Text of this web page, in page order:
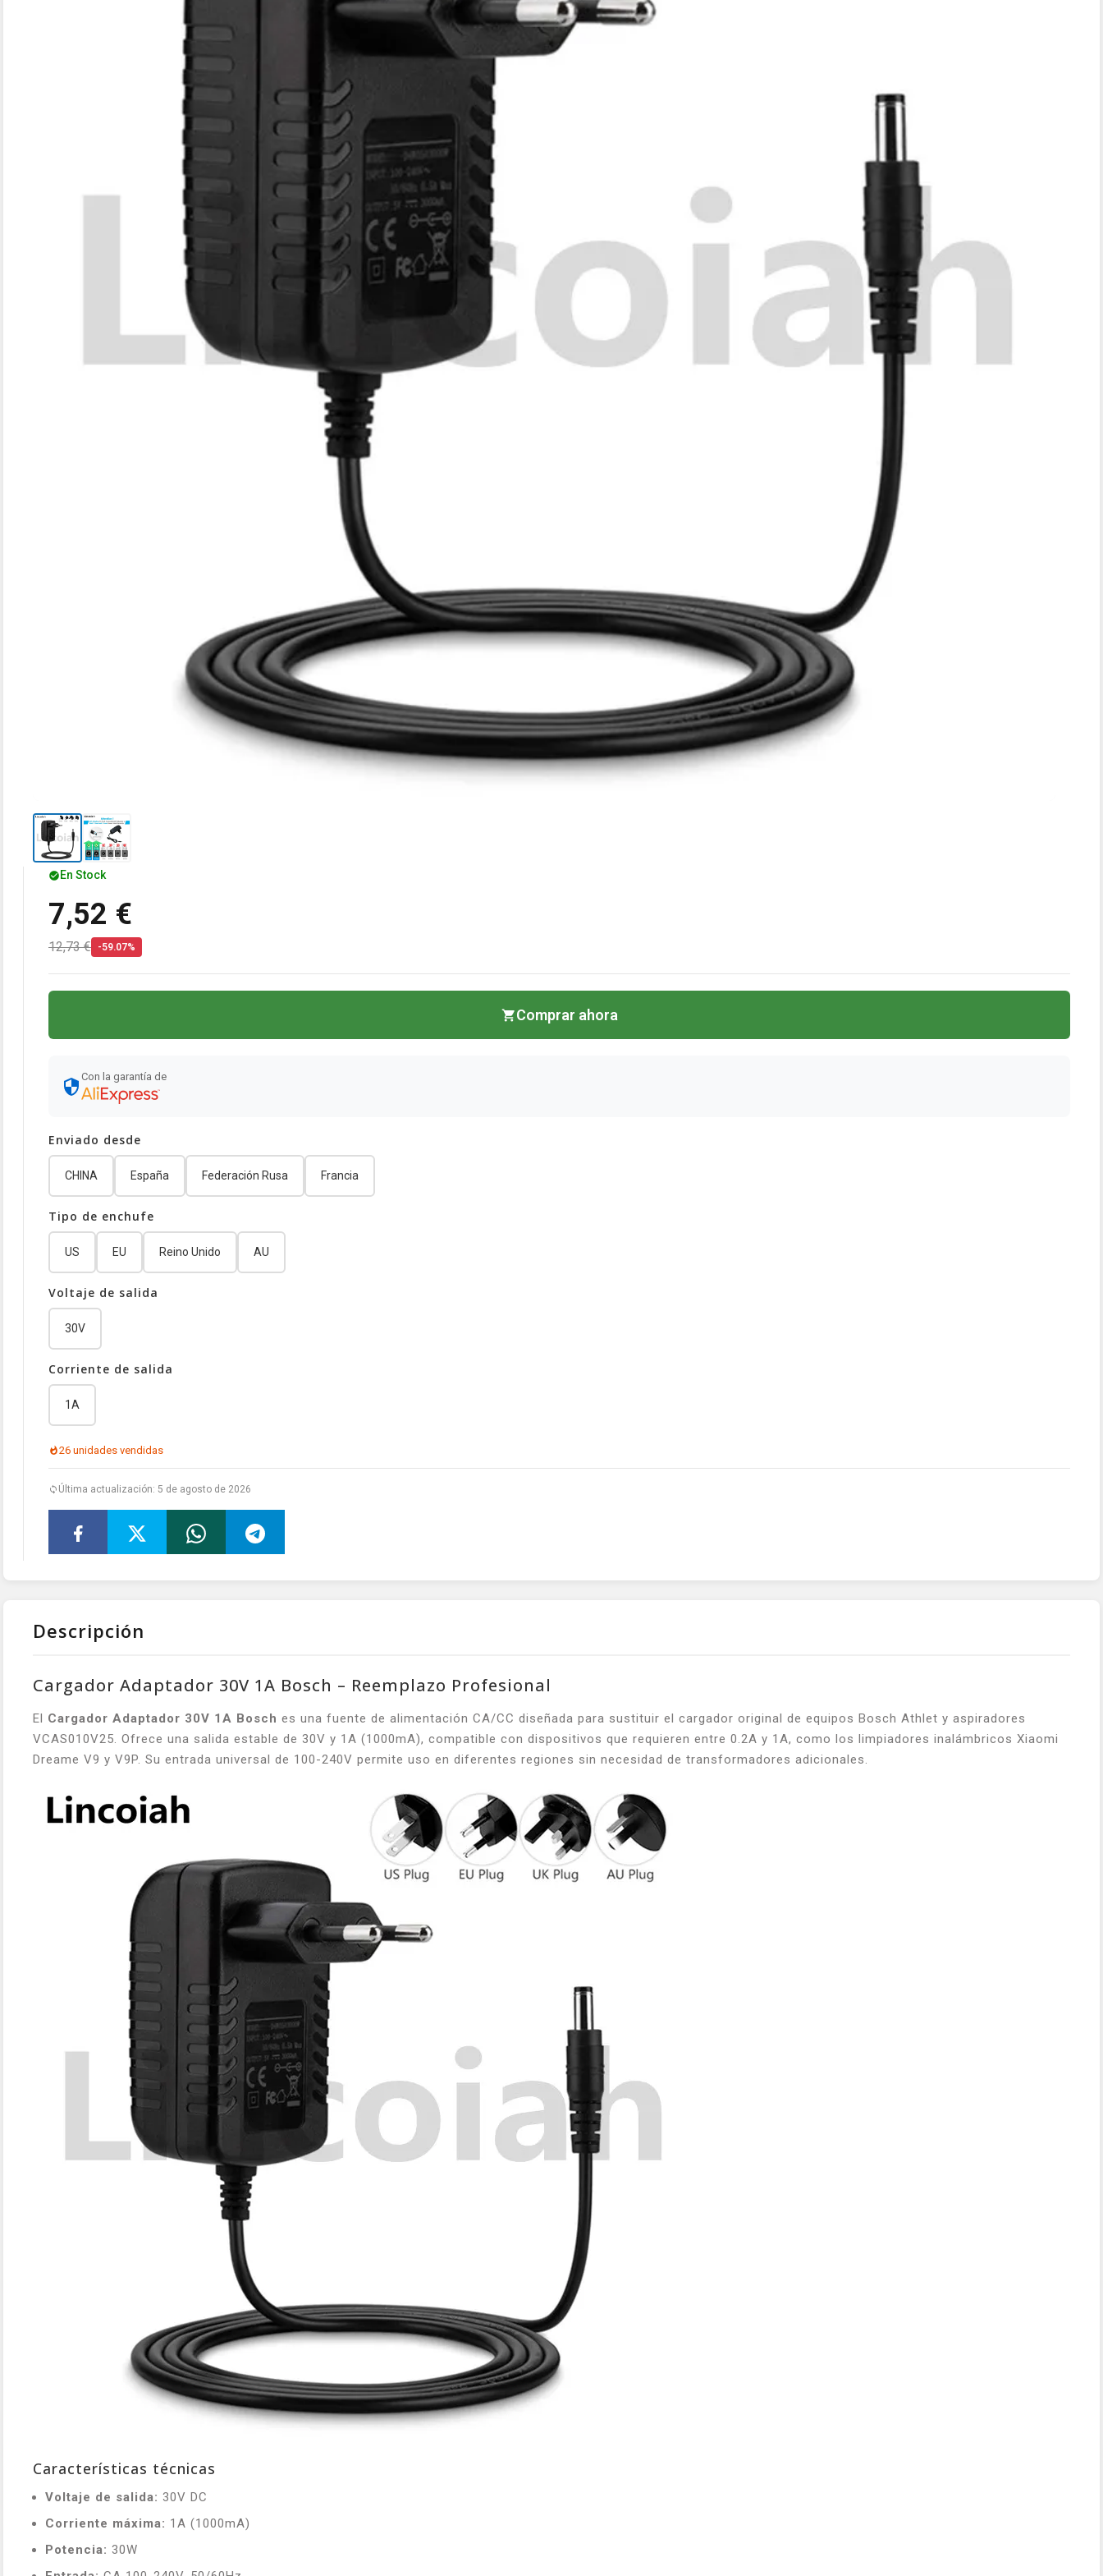
En Stock
7,52 €
12,73 € -59.07%
Comprar ahora
Con la garantía de
Enviado desde
CHINA España Federación Rusa Francia
Tipo de enchufe
US EU Reino Unido AU
Voltaje de salida
30V
Corriente de salida
1A
26 unidades vendidas
Última actualización: 5 de agosto de 2026
Descripción
Cargador Adaptador 30V 1A Bosch – Reemplazo Profesional
El Cargador Adaptador 30V 1A Bosch es una fuente de alimentación CA/CC diseñada para sustituir el cargador original de equipos Bosch Athlet y aspiradores
VCAS010V25. Ofrece una salida estable de 30V y 1A (1000mA), compatible con dispositivos que requieren entre 0.2A y 1A, como los limpiadores inalámbricos Xiaomi
Dreame V9 y V9P. Su entrada universal de 100-240V permite uso en diferentes regiones sin necesidad de transformadores adicionales.
Características técnicas
Voltaje de salida: 30V DC
Corriente máxima: 1A (1000mA)
Potencia: 30W